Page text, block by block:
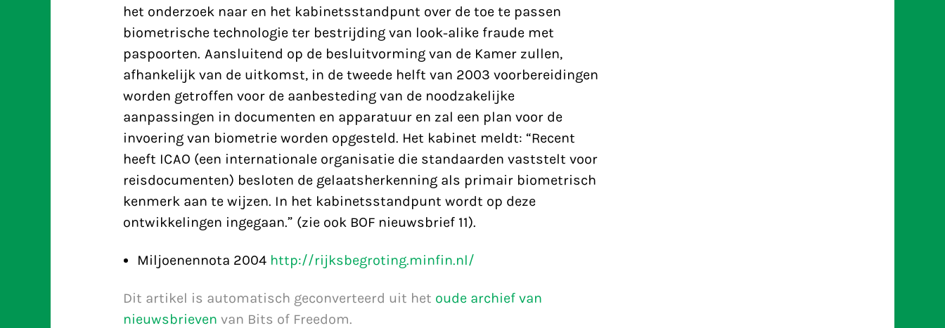
het onderzoek naar en het kabinetsstandpunt over de toe te passen
biometrische technologie ter bestrijding van look-alike fraude met
paspoorten. Aansluitend op de besluitvorming van de Kamer zullen,
afhankelijk van de uitkomst, in de tweede helft van 2003 voorbereidingen
worden getroffen voor de aanbesteding van de noodzakelijke
aanpassingen in documenten en apparatuur en zal een plan voor de
invoering van biometrie worden opgesteld. Het kabinet meldt: “Recent
heeft ICAO (een internationale organisatie die standaarden vaststelt voor
reisdocumenten) besloten de gelaatsherkenning als primair biometrisch
kenmerk aan te wijzen. In het kabinetsstandpunt wordt op deze
ontwikkelingen ingegaan.” (zie ook BOF nieuwsbrief 11).
Miljoenennota 2004 http://rijksbegroting.minfin.nl/
Dit artikel is automatisch geconverteerd uit het oude archief van
nieuwsbrieven van Bits of Freedom.